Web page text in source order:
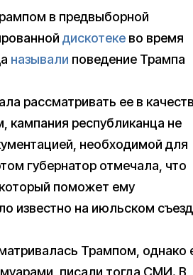
в предвыборной
дискотеке во время
называли поведение Трампа
рассматривать ее в
кампания республиканца не
необходимой для
губернатор отмечала, что
поможет ему
известно на июльском
Трампом, однако